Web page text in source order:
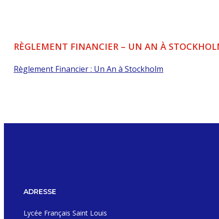
RÈGLEMENT FINANCIER – UN AN À
Règlement Financier : Un An à Stockholm
ADRESSE
Lycée Français Saint Louis